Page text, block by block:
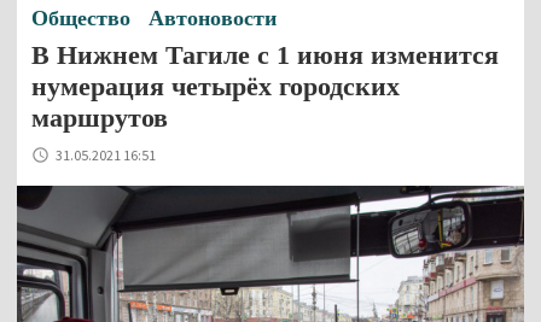
Общество Автоновости
В Нижнем Тагиле с 1 июня изменится
нумерация четырёх городских
маршрутов
31.05.2021 16:51